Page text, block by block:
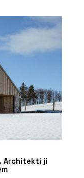
Architekti ji